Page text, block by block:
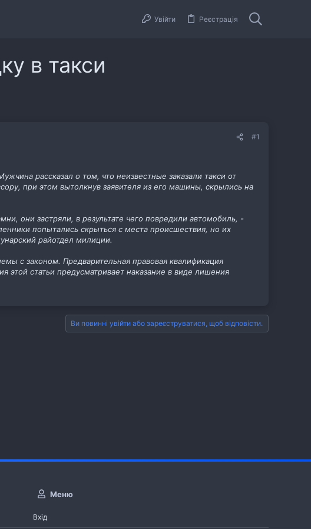
Увійти Реєстрація
в такси
#1
рассказал о том, что неизвестные заказали такси от
при этом вытолкнув заявителя из его машины, скрылись на
они застряли, в результате чего повредили автомобиль, -
попытались скрыться с места происшествия, но их
райотдел милиции.
с законом. Предварительная правовая квалификация
этой статьи предусматривает наказание в виде лишения
Ви повинні увійти або зареєструватися, щоб відповісти.
Меню
Вхід